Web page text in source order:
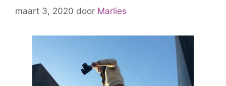
maart 3, 2020 door Marlies